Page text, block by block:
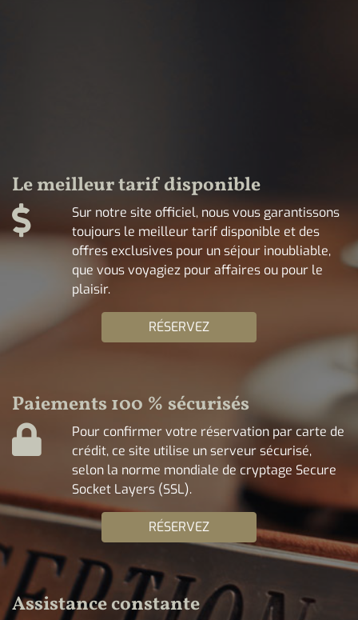
Le meilleur tarif disponible
Sur notre site officiel, nous vous garantissons
toujours le meilleur tarif disponible et des
offres exclusives pour un séjour inoubliable,
que vous voyagiez pour affaires ou pour le
plaisir.
RÉSERVEZ
Paiements 100 % sécurisés
Pour confirmer votre réservation par carte de
crédit, ce site utilise un serveur sécurisé,
selon la norme mondiale de cryptage Secure
Socket Layers (SSL).
RÉSERVEZ
Assistance constante